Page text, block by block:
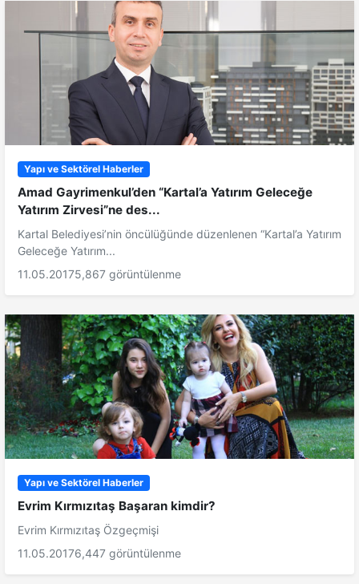
Yapı ve Sektörel Haberler
Amad Gayrimenkul’den “Kartal’a Yatırım Geleceğe
Yatırım Zirvesi”ne des...
Kartal Belediyesi’nin öncülüğünde düzenlenen “Kartal’a Yatırım
Geleceğe Yatırım...
11.05.20175,867 görüntülenme
Yapı ve Sektörel Haberler
Evrim Kırmızıtaş Başaran kimdir?
Evrim Kırmızıtaş Özgeçmişi
11.05.20176,447 görüntülenme